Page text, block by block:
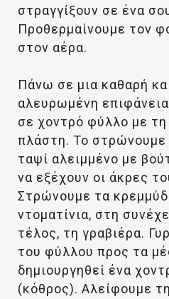
στραγγίξουν σε ένα
Προθερμαίνουμε τον
στον αέρα.
Πάνω σε μια καθαρή
αλευρωμένη
σε χοντρό φύλλο με τη
πλάστη. Το στρώνουμε
ταψί αλειμμένο με
να εξέχουν οι άκρες
Στρώνουμε τα
ντοματίνια, στη
τέλος, τη γραβιέρα.
του φύλλου προς τα
δημιουργηθεί ένα
(κόθρος). Αλείφουμε